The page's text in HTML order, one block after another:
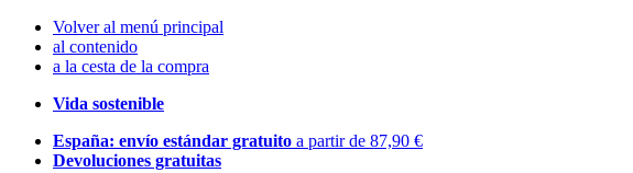
Volver al menú principal
al contenido
a la cesta de la compra
Vida sostenible
España: envío estándar gratuito a partir de 87,90 €
Devoluciones gratuitas